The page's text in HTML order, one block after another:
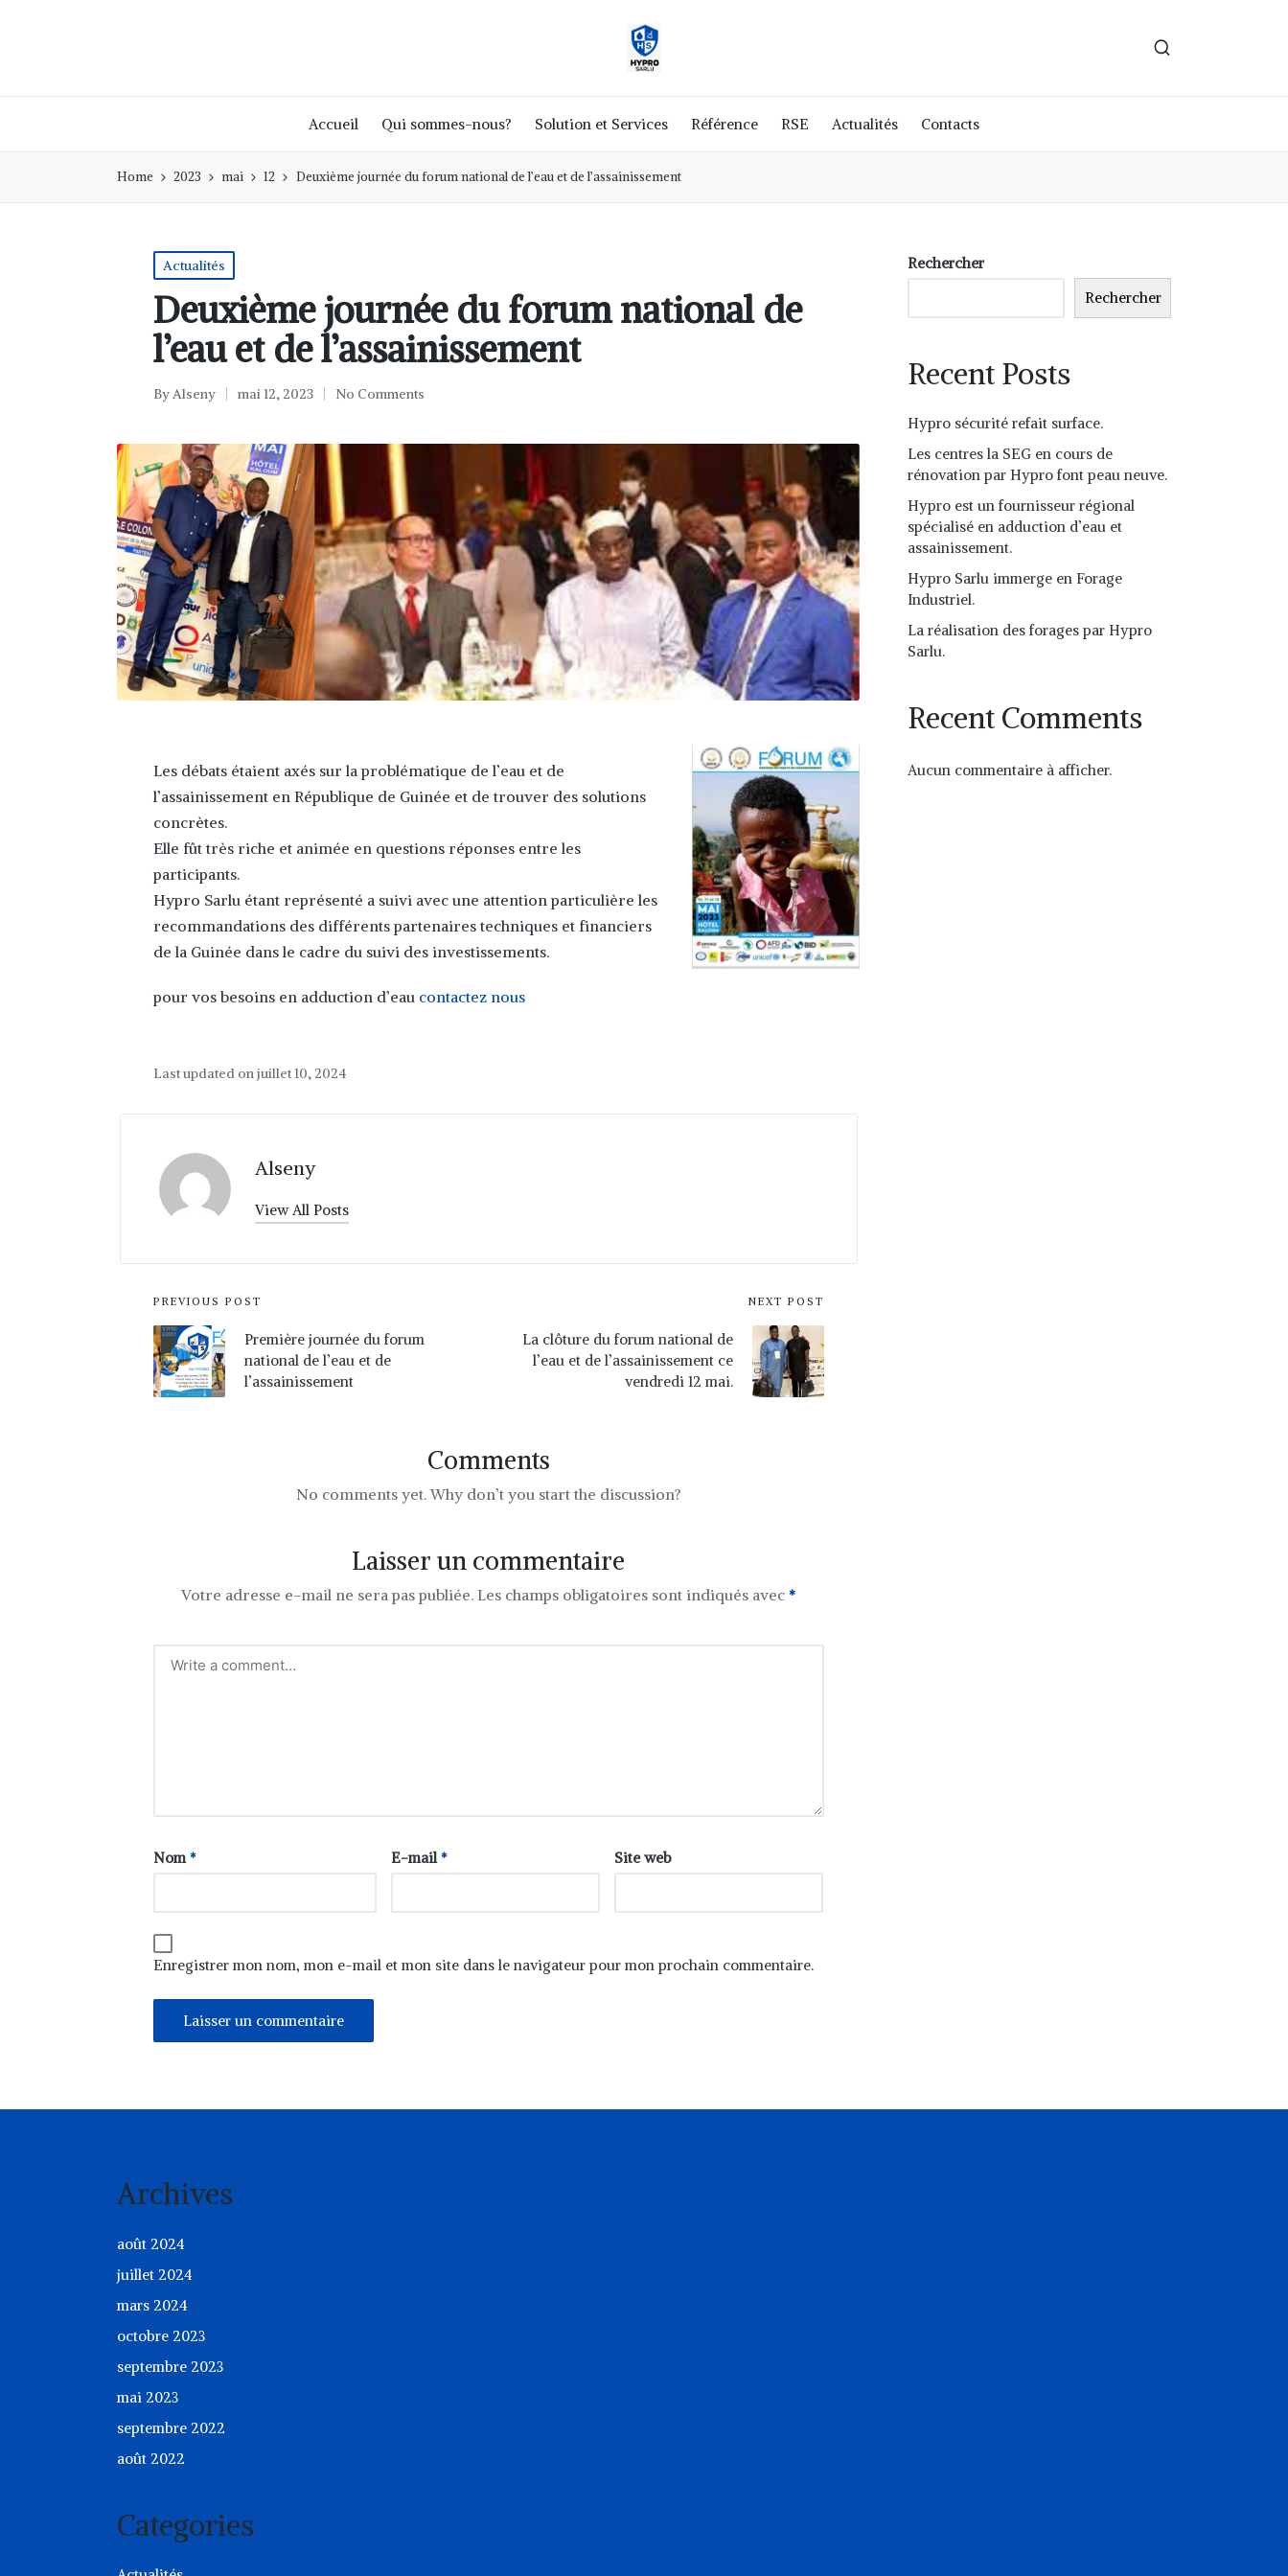
Accueil Qui sommes-nous? Solution et Services Référence RSE Actualités Contacts
Home 2023 mai 12 Deuxième journée du forum national de l’eau et de l’assainissement
Actualités
Deuxième journée du forum national de
l’eau et de l’assainissement
ByAlseny mai 12, 2023 No Comments
Les débats étaient axés sur la problématique de l’eau et de
l’assainissement en République de Guinée et de trouver des solutions
concrètes.
Elle fût très riche et animée en questions réponses entre les
participants.
Hypro Sarlu étant représenté a suivi avec une attention particulière les
recommandations des différents partenaires techniques et financiers
de la Guinée dans le cadre du suivi des investissements.
pour vos besoins en adduction d’eau contactez nous
Last updated on juillet 10, 2024
Alseny
View All Posts
PREVIOUS POST
Première journée du forum
national de l’eau et de
l’assainissement
NEXT POST
La clôture du forum national de
l’eau et de l’assainissement ce
vendredi 12 mai.
Comments
No comments yet. Why don’t you start the discussion?
Laisser un commentaire
Votre adresse e-mail ne sera pas publiée. Les champs obligatoires sont indiqués avec *
Nom* E-mail* Site web
Enregistrer mon nom, mon e-mail et mon site dans le navigateur pour mon prochain commentaire.
Rechercher
Rechercher
Recent Posts
Hypro sécurité refait surface.
Les centres la SEG en cours de
rénovation par Hypro font peau neuve.
Hypro est un fournisseur régional
spécialisé en adduction d’eau et
assainissement.
Hypro Sarlu immerge en Forage
Industriel.
La réalisation des forages par Hypro
Sarlu.
Recent Comments
Aucun commentaire à afficher.
Archives
août 2024
juillet 2024
mars 2024
octobre 2023
septembre 2023
mai 2023
septembre 2022
août 2022
Categories